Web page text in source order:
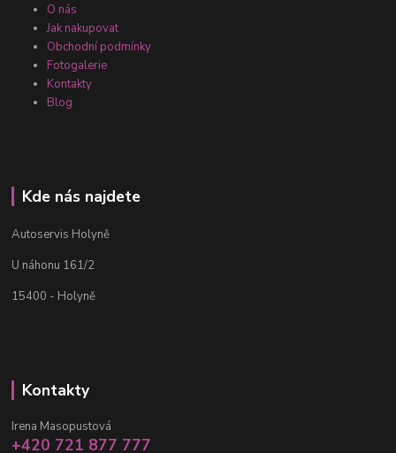
O nás
Jak nakupovat
Obchodní podmínky
Fotogalerie
Kontakty
Blog
Kde nás najdete
Autoservis Holyně
U náhonu 161/2
15400 - Holyně
Kontakty
Irena Masopustová
+420 721 877 777